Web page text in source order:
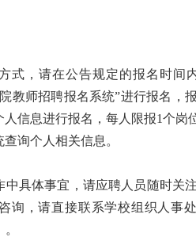
，请在公告规定的报名时间内
教师招聘报名系统”进行报名，
信息进行报名，每人限报1个
询个人相关信息。
中具体事宜，请应聘人员随时关
询，请直接联系学校组织人事